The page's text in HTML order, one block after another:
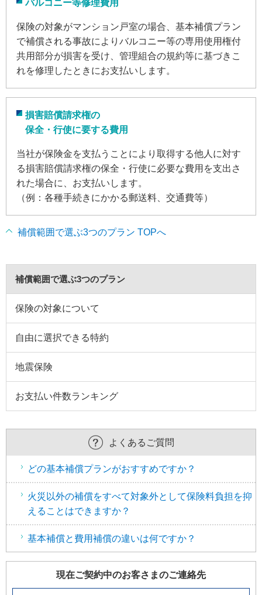
バルコニー等修理費用
保険の対象がマンション戸室の場合、基本補償プラン
で補償される事故によりバルコニー等の専用使用権付
共用部分が損害を受け、管理組合の規約等に基づきこ
れを修理したときにお支払いします。
損害賠償請求権の
保全・行使に要する費用
当社が保険金を支払うことにより取得する他人に対す
る損害賠償請求権の保全・行使に必要な費用を支出さ
れた場合に、お支払いします。
（例：各種手続きにかかる郵送料、交通費等）
補償範囲で選ぶ3つのプラン TOPへ
補償範囲で選ぶ3つのプラン
保険の対象について
自由に選択できる特約
地震保険
お支払い件数ランキング
ら
タ
情
よくあるご質問
どの基本補償プランがおすすめですか？
火災以外の補償をすべて対象外として保険料負担を抑
えることはできますか？
基本補償と費用補償の違いは何ですか？
現在ご契約中のお客さまのご連絡先